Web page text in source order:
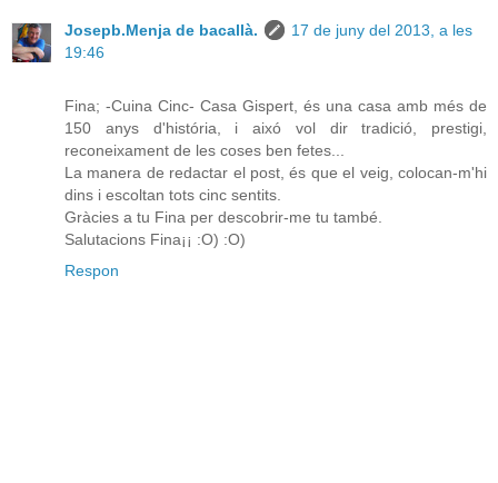
Josepb.Menja de bacallà.
17 de juny del 2013, a les
19:46
Fina; -Cuina Cinc- Casa Gispert, és una casa amb més de
150 anys d'história, i aixó vol dir tradició, prestigi,
reconeixament de les coses ben fetes...
La manera de redactar el post, és que el veig, colocan-m'hi
dins i escoltan tots cinc sentits.
Gràcies a tu Fina per descobrir-me tu també.
Salutacions Fina¡¡ :O) :O)
Respon